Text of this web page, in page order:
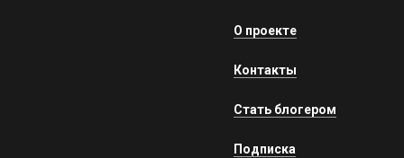
О проекте
Контакты
Стать блогером
Подписка